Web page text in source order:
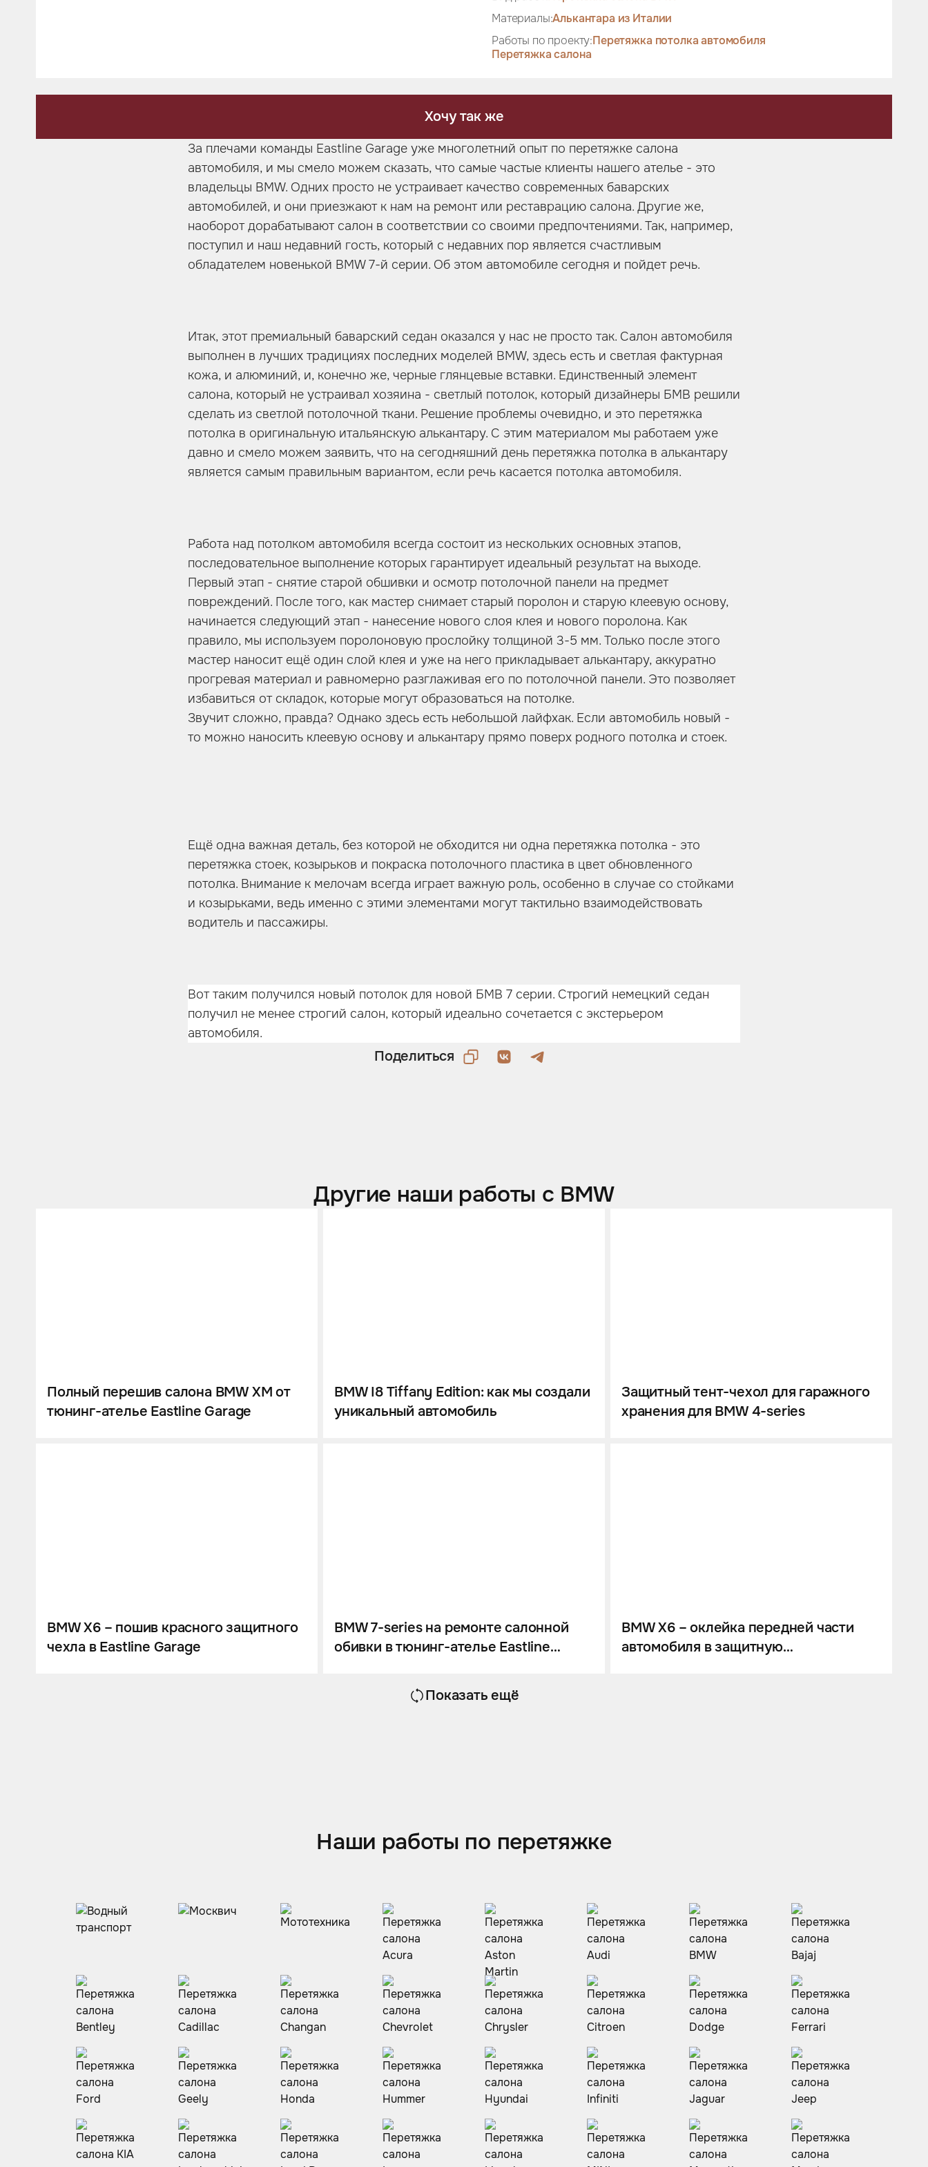
Материалы:Алькантара из Италии
Работы по проекту:Перетяжка потолка автомобиля
Перетяжка салона
Хочу так же
За плечами команды Eastline Garage уже многолетний опыт по перетяжке салона
автомобиля, и мы смело можем сказать, что самые частые клиенты нашего ателье - это
владельцы BMW. Одних просто не устраивает качество современных баварских
автомобилей, и они приезжают к нам на ремонт или реставрацию салона. Другие же,
наоборот дорабатывают салон в соответствии со своими предпочтениями. Так, например,
поступил и наш недавний гость, который с недавних пор является счастливым
обладателем новенькой BMW 7-й серии. Об этом автомобиле сегодня и пойдет речь.
Итак, этот премиальный баварский седан оказался у нас не просто так. Салон автомобиля
выполнен в лучших традициях последних моделей BMW, здесь есть и светлая фактурная
кожа, и алюминий, и, конечно же, черные глянцевые вставки. Единственный элемент
салона, который не устраивал хозяина - светлый потолок, который дизайнеры БМВ решили
сделать из светлой потолочной ткани. Решение проблемы очевидно, и это перетяжка
потолка в оригинальную итальянскую алькантару. С этим материалом мы работаем уже
давно и смело можем заявить, что на сегодняшний день перетяжка потолка в алькантару
является самым правильным вариантом, если речь касается потолка автомобиля.
Работа над потолком автомобиля всегда состоит из нескольких основных этапов,
последовательное выполнение которых гарантирует идеальный результат на выходе.
Первый этап - снятие старой обшивки и осмотр потолочной панели на предмет
повреждений. После того, как мастер снимает старый поролон и старую клеевую основу,
начинается следующий этап - нанесение нового слоя клея и нового поролона. Как
правило, мы используем поролоновую прослойку толщиной 3-5 мм. Только после этого
мастер наносит ещё один слой клея и уже на него прикладывает алькантару, аккуратно
прогревая материал и равномерно разглаживая его по потолочной панели. Это позволяет
избавиться от складок, которые могут образоваться на потолке.
Звучит сложно, правда? Однако здесь есть небольшой лайфхак. Если автомобиль новый -
то можно наносить клеевую основу и алькантару прямо поверх родного потолка и стоек.
Ещё одна важная деталь, без которой не обходится ни одна перетяжка потолка - это
перетяжка стоек, козырьков и покраска потолочного пластика в цвет обновленного
потолка. Внимание к мелочам всегда играет важную роль, особенно в случае со стойками
и козырьками, ведь именно с этими элементами могут тактильно взаимодействовать
водитель и пассажиры.
Вот таким получился новый потолок для новой БМВ 7 серии. Строгий немецкий седан
получил не менее строгий салон, который идеально сочетается с экстерьером
автомобиля.
Поделиться
Другие наши работы с BMW
Полный перешив салона BMW XM от
тюнинг-ателье Eastline Garage
BMW I8 Tiffany Edition: как мы создали
уникальный автомобиль
Защитный тент-чехол для гаражного
хранения для BMW 4-series
BMW X6 – пошив красного защитного
чехла в Eastline Garage
BMW 7-series на ремонте салонной
обивки в тюнинг-ателье Eastline
BMW X6 – оклейка передней части
автомобиля в защитную
Показать ещё
Наши работы по перетяжке